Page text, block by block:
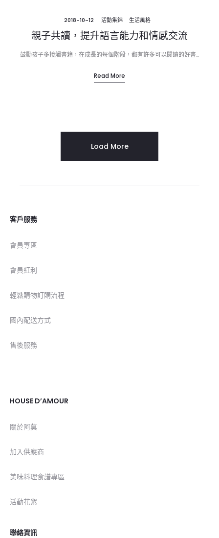
2018-10-12 活動集錦 生活風格
親子共讀，提升語言能力和情感交流
鼓勵孩子多接觸書籍，在成長的每個階段，都有許多可以閱讀的好書…
Read More
Load More
客戶服務
會員專區
會員紅利
輕鬆購物訂購流程
國內配送方式
售後服務
HOUSE D’AMOUR
關於阿莫
加入供應商
美味料理食譜專區
活動花絮
聯絡資訊